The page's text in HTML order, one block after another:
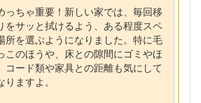
っちゃ重要！新しい家では、毎回移
をサッと拭けるよう、ある程度スペ
所を選ぶようになりました。特に毛
このほうや、床との隙間にゴミやほ
コード類や家具との距離も気にして
ますよ。